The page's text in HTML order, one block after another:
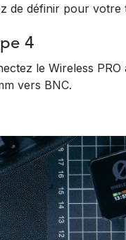
de définir pour votre
4
le Wireless
vers BNC.